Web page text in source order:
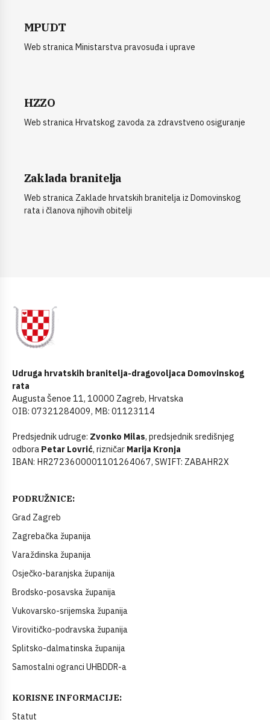
MPUDT
Web stranica Ministarstva pravosuđa i uprave
HZZO
Web stranica Hrvatskog zavoda za zdravstveno osiguranje
Zaklada branitelja
Web stranica Zaklade hrvatskih branitelja iz Domovinskog
rata i članova njihovih obitelji
Udruga hrvatskih branitelja-dragovoljaca Domovinskog
rata
Augusta Šenoe 11, 10000 Zagreb, Hrvatska
OIB: 07321284009, MB: 01123114
Predsjednik udruge: Zvonko Milas, predsjednik središnjeg
odbora Petar Lovrić, rizničar Marija Kronja
IBAN: HR2723600001101264067, SWIFT: ZABAHR2X
PODRUŽNICE:
Grad Zagreb
Zagrebačka županija
Varaždinska županija
Osječko-baranjska županija
Brodsko-posavska županija
Vukovarsko-srijemska županija
Virovitičko-podravska županija
Splitsko-dalmatinska županija
Samostalni ogranci UHBDDR-a
KORISNE INFORMACIJE:
Statut